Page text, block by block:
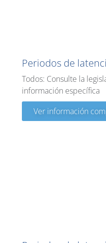
Periodos de
Todos: Consulte la
información específica
Ver información